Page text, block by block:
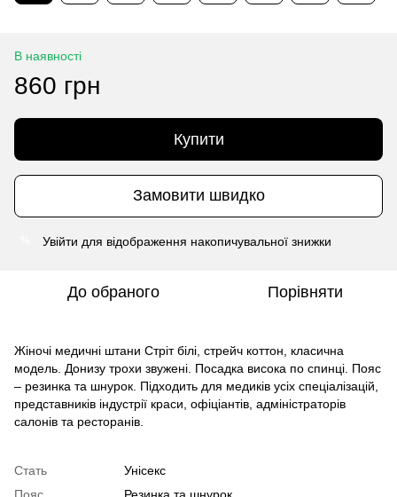
В наявності
860 грн
Купити
Замовити швидко
Увійти для відображення накопичувальної знижки
До обраного Порівняти
Жіночі медичні штани Стріт білі, стрейч коттон, класична
модель. Донизу трохи звужені. Посадка висока по спинці. Пояс
– резинка та шнурок. Підходить для медиків усіх спеціалізацій,
представників індустрії краси, офіціантів, адміністраторів
салонів та ресторанів.
Стать
Унісекс
Пояс
Резинка та шнурок